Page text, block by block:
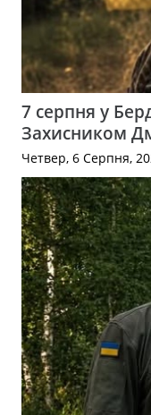
7 серпня у
Захисником
Четвер, 6 Серпня,